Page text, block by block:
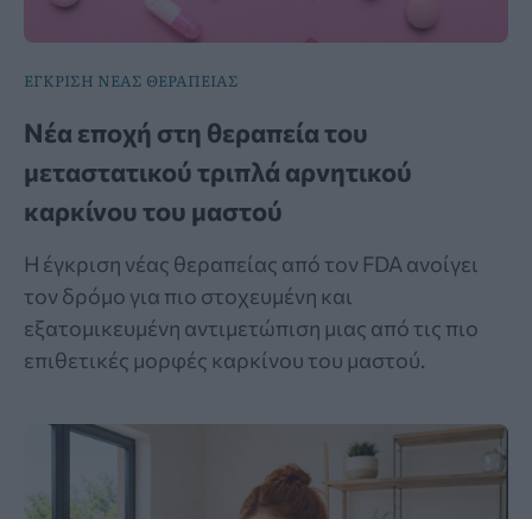
ΕΓΚΡΙΣΗ ΝΕΑΣ ΘΕΡΑΠΕΙΑΣ
Νέα εποχή στη θεραπεία του
μεταστατικού τριπλά αρνητικού
καρκίνου του μαστού
Η έγκριση νέας θεραπείας από τον FDA ανοίγει
τον δρόμο για πιο στοχευμένη και
εξατομικευμένη αντιμετώπιση μιας από τις πιο
επιθετικές μορφές καρκίνου του μαστού.